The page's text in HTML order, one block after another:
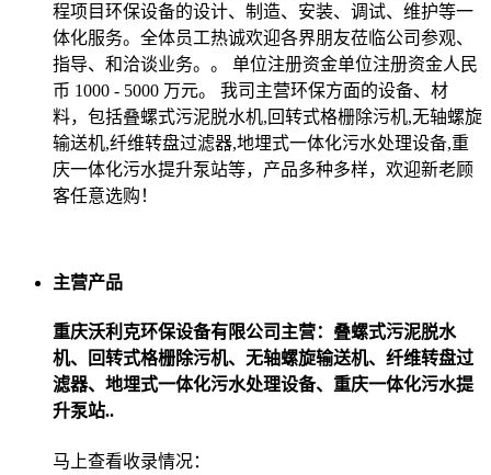
程项目环保设备的设计、制造、安装、调试、维护等一
体化服务。全体员工热诚欢迎各界朋友莅临公司参观、
指导、和洽谈业务。。 单位注册资金单位注册资金人民
币 1000 - 5000 万元。 我司主营环保方面的设备、材
料，包括叠螺式污泥脱水机,回转式格栅除污机,无轴螺旋
输送机,纤维转盘过滤器,地埋式一体化污水处理设备,重
庆一体化污水提升泵站等，产品多种多样，欢迎新老顾
客任意选购！
主营产品
重庆沃利克环保设备有限公司主营：叠螺式污泥脱水
机、回转式格栅除污机、无轴螺旋输送机、纤维转盘过
滤器、地埋式一体化污水处理设备、重庆一体化污水提
升泵站..
马上查看收录情况：